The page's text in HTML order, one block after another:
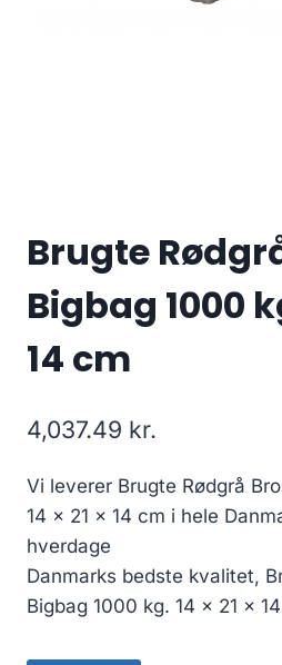
Brugte
Bigbag 1000
14 cm
4,037.49 kr.
Vi leverer Brugte Rødgrå
14 x 21 x 14 cm i hele
hverdage
Danmarks bedste kvalitet,
Bigbag 1000 kg. 14 x 21 x